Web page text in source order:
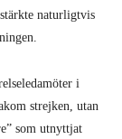
naturligtvis
i
strejken, utan
som utnyttjat